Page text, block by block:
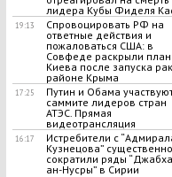
лидера Кубы Фиделя
19:13
Спровоцировать РФ на
ответные действия и
пожаловаться США: в
Совфеде раскрыли
Киева после запуска
районе Крыма
17:25
Путин и Обама
саммите лидеров стран
АТЭС. Прямая
видеотрансляция
16:17
Истребители с
Кузнецова” существенно
сократили ряды
ан-Нусры” в Сирии